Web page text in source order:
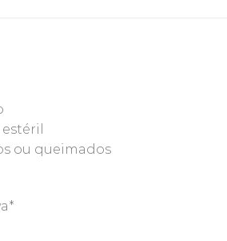
ou queimados